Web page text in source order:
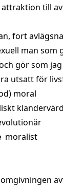
till
fort
man som
gör som
utsatt för
moral
moralist